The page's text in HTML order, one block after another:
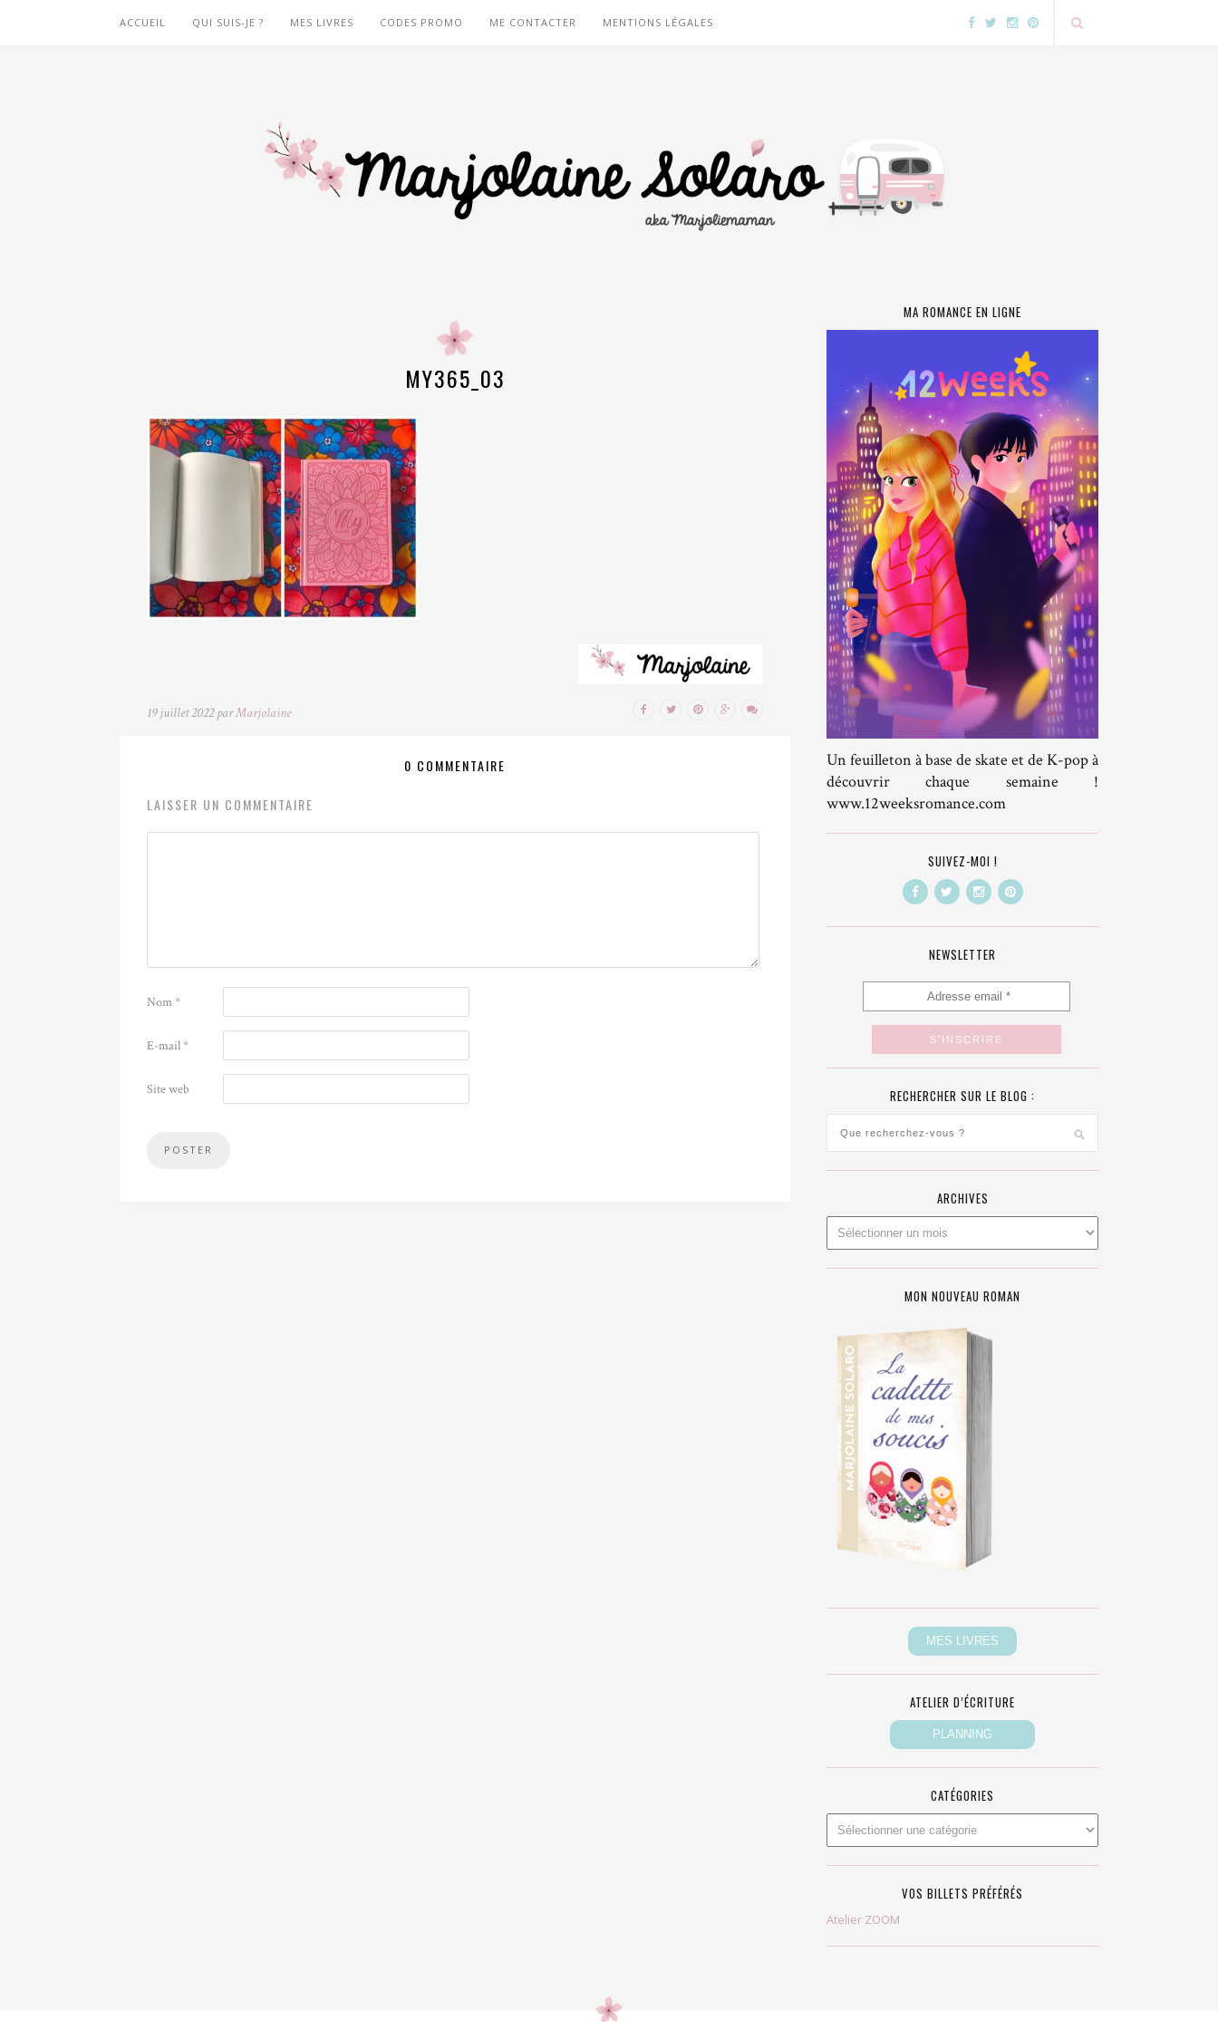
ACCUEIL QUI SUIS-JE ? MES LIVRES CODES PROMO ME CONTACTER MENTIONS LÉGALES
MY365_03
19 juillet 2022 parMarjolaine
0 COMMENTAIRE
LAISSER UN COMMENTAIRE
Nom*
E-mail*
Site web
MA ROMANCE EN LIGNE
Un feuilleton à base de skate et de K-pop à
découvrir chaque semaine !
www.12weeksromance.com
SUIVEZ-MOI !
NEWSLETTER
RECHERCHER SUR LE BLOG :
ARCHIVES
MON NOUVEAU ROMAN
ATELIER D’ÉCRITURE
CATÉGORIES
VOS BILLETS PRÉFÉRÉS
Atelier ZOOM